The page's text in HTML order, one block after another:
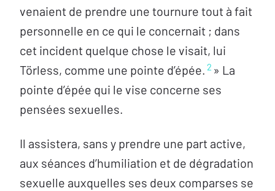
venaient de prendre une tournure tout à fait
personnelle en ce qui le concernait ; dans
cet incident quelque chose le visait, lui
Törless, comme une pointe d’épée. 2 » La
pointe d’épée qui le vise concerne ses
pensées sexuelles.
Il assistera, sans y prendre une part active,
aux séances d’humiliation et de dégradation
sexuelle auxquelles ses deux comparses se